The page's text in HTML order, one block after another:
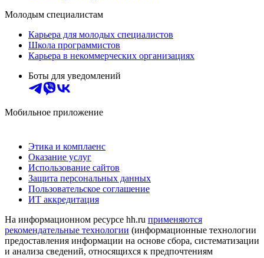
Молодым специалистам
Карьера для молодых специалистов
Школа программистов
Карьера в некоммерческих организациях
Боты для уведомлений
Мобильное приложение
Этика и комплаенс
Оказание услуг
Использование сайтов
Защита персональных данных
Пользовательское соглашение
ИТ аккредитация
На информационном ресурсе hh.ru применяются
рекомендательные технологии (информационные технологии
предоставления информации на основе сбора, систематизации
и анализа сведений, относящихся к предпочтениям